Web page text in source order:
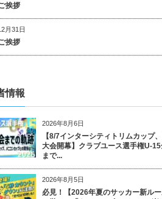
挨拶
月31日
挨拶
情報
2026年8月6日
【8/7インターシティトリムカップ
大会開幕】クラブユース選手権U-
まで...
2026年8月5日
必見！【2026年夏のサッカー新ル